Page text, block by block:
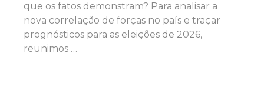
que os fatos demonstram? Para analisar a
nova correlação de forças no país e traçar
prognósticos para as eleições de 2026,
reunimos …